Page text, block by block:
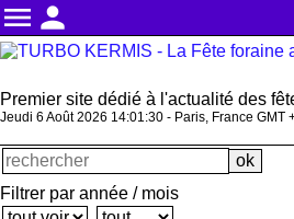
menu person
Premier site dédié à l'actualité des
Jeudi 6 Août 2026 14:01:30 - Paris, France GMT
Filtrer par année / mois